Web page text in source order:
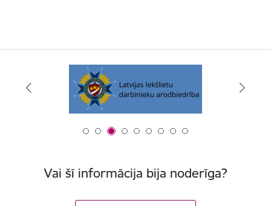
Vai šī informācija bija noderīga?